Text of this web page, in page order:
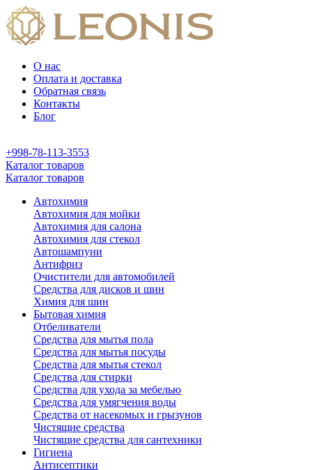
О нас
Оплата и доставка
Обратная связь
Контакты
Блог
+998-78-113-3553
Каталог товаров
Каталог товаров
Автохимия
Автохимия для мойки
Автохимия для салона
Автохимия для стекол
Автошампуни
Антифриз
Очистители для автомобилей
Средства для дисков и шин
Химия для шин
Бытовая химия
Отбеливатели
Средства для мытья пола
Средства для мытья посуды
Средства для мытья стекол
Средства для стирки
Средства для ухода за мебелью
Средства для умягчения воды
Средства от насекомых и грызунов
Чистящие средства
Чистящие средства для сантехники
Гигиена
Антисептики